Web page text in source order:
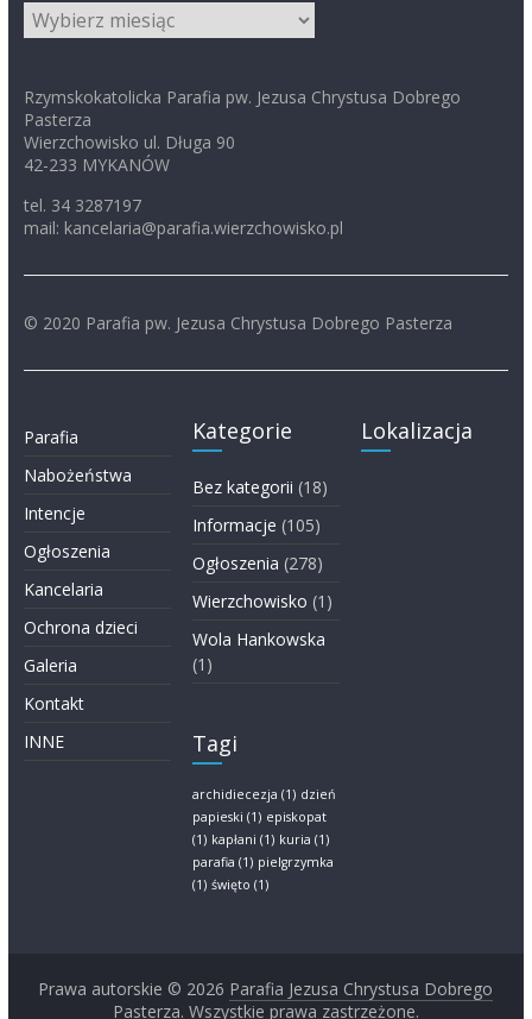
Archiwum
Rzymskokatolicka Parafia pw. Jezusa Chrystusa Dobrego
Pasterza
Wierzchowisko ul. Długa 90
42-233 MYKANÓW
tel. 34 3287197
mail: kancelaria@parafia.wierzchowisko.pl
© 2020 Parafia pw. Jezusa Chrystusa Dobrego Pasterza
Parafia
Nabożeństwa
Intencje
Ogłoszenia
Kancelaria
Ochrona dzieci
Galeria
Kontakt
INNE
Kategorie
Bez kategorii (18)
Informacje (105)
Ogłoszenia (278)
Wierzchowisko (1)
Wola Hankowska
(1)
Tagi
archidiecezja (1) dzień
papieski (1) episkopat
(1) kapłani (1) kuria (1)
parafia (1) pielgrzymka
(1) święto (1)
Lokalizacja
Prawa autorskie © 2026 Parafia Jezusa Chrystusa Dobrego
Pasterza. Wszystkie prawa zastrzeżone.